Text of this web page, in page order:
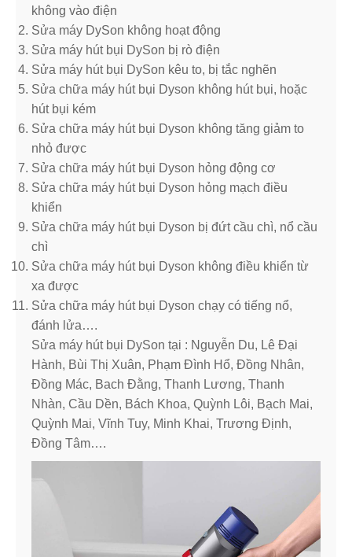
không vào điện
Sửa máy DySon không hoạt động
Sửa máy hút bụi DySon bị rò điện
Sửa máy hút bụi DySon kêu to, bị tắc nghẽn
Sửa chữa máy hút bụi Dyson không hút bụi, hoặc
hút bụi kém
Sửa chữa máy hút bụi Dyson không tăng giảm to
nhỏ được
Sửa chữa máy hút bụi Dyson hỏng động cơ
Sửa chữa máy hút bụi Dyson hỏng mạch điều
khiển
Sửa chữa máy hút bụi Dyson bị đứt cầu chì, nổ cầu
chì
Sửa chữa máy hút bụi Dyson không điều khiển từ
xa được
Sửa chữa máy hút bụi Dyson chạy có tiếng nổ,
đánh lửa….
Sửa máy hút bụi DySon tại : Nguyễn Du, Lê Đại
Hành, Bùi Thị Xuân, Phạm Đình Hổ, Đồng Nhân,
Đồng Mác, Bach Đằng, Thanh Lương, Thanh
Nhàn, Cầu Dền, Bách Khoa, Quỳnh Lôi, Bạch Mai,
Quỳnh Mai, Vĩnh Tuy, Minh Khai, Trương Định,
Đồng Tâm….